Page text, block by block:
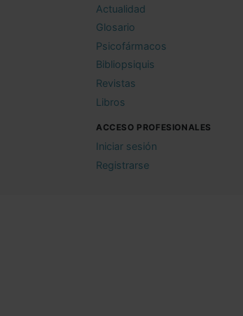
Actualidad
Glosario
Psicofármacos
Bibliopsiquis
Revistas
Libros
ACCESO PROFESIONALES
Iniciar sesión
Registrarse